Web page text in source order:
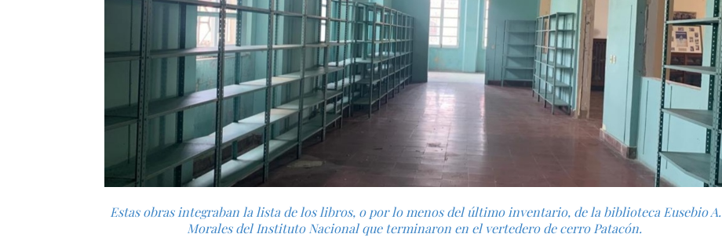
Estas obras integraban la lista de los libros, o por lo menos del último inventario, de la biblioteca Eusebio A.
Morales del Instituto Nacional que terminaron en el vertedero de cerro Patacón.